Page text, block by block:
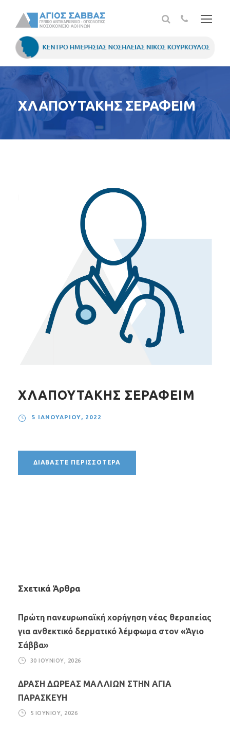
ΧΛΑΠΟΥΤΑΚΗΣ ΣΕΡΑΦΕΙΜ
ΧΛΑΠΟΥΤΑΚΗΣ ΣΕΡΑΦΕΙΜ
5 ΙΑΝΟΥΑΡΊΟΥ, 2022
ΔΙΑΒΆΣΤΕ ΠΕΡΙΣΣΌΤΕΡΑ
Σχετικά Άρθρα
Πρώτη πανευρωπαϊκή χορήγηση νέας θεραπείας
για ανθεκτικό δερματικό λέμφωμα στον «Άγιο
Σάββα»
30 ΙΟΥΝΊΟΥ, 2026
ΔΡΑΣΗ ΔΩΡΕΑΣ ΜΑΛΛΙΩΝ ΣΤΗΝ ΑΓΙΑ
ΠΑΡΑΣΚΕΥΗ
5 ΙΟΥΝΊΟΥ, 2026